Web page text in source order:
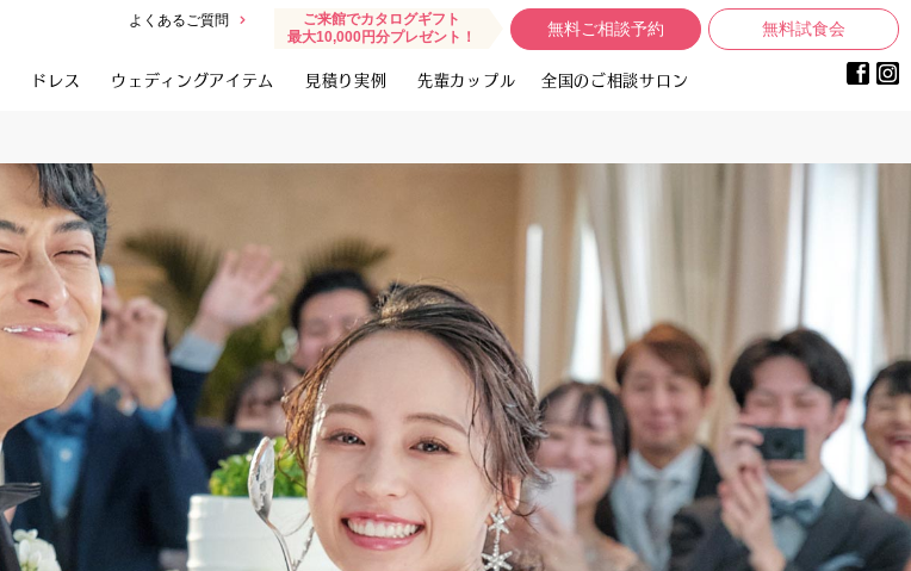
よくあるご質問
ご来館でカタログギフト
最大10,000円分プレゼント！
無料ご相談予約 無料試食会
ドレス ウェディングアイテム 見積り実例 先輩カップル 全国のご相談サロン